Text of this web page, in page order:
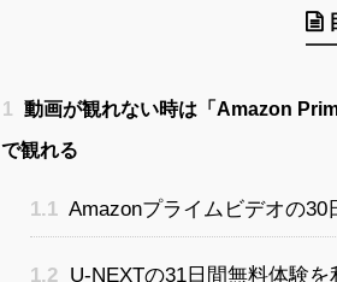
1 動画が観れない時は「Amazon
で観れる
1.1 Amazonプライムビデオの30
1.2 U-NEXTの31日間無料体験を